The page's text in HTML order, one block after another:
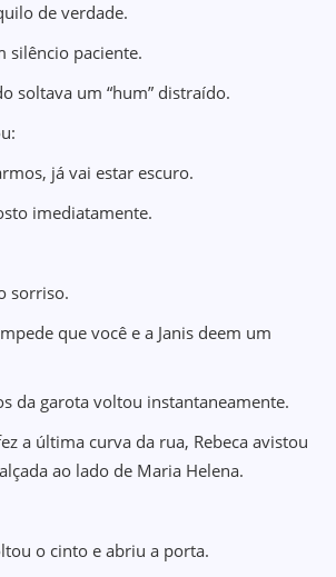
de verdade.
silêncio paciente.
soltava um “hum” distraído.
já vai estar escuro.
imediatamente.
sorriso.
que você e a Janis deem um
da garota voltou instantaneamente.
a última curva da rua, Rebeca avistou
ao lado de Maria Helena.
o cinto e abriu a porta.